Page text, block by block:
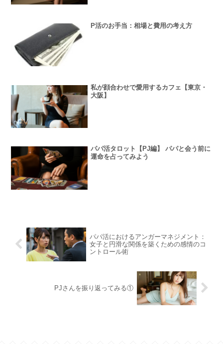
P活のお手当：相場と費用の考え方
私が顔合わせで愛用するカフェ【東京・
大阪】
パパ活タロット【PJ編】 パパと会う前に
運命を占ってみよう
パパ活におけるアンガーマネジメント：
女子と円滑な関係を築くための感情のコ
ントロール術
PJさんを振り返ってみる①